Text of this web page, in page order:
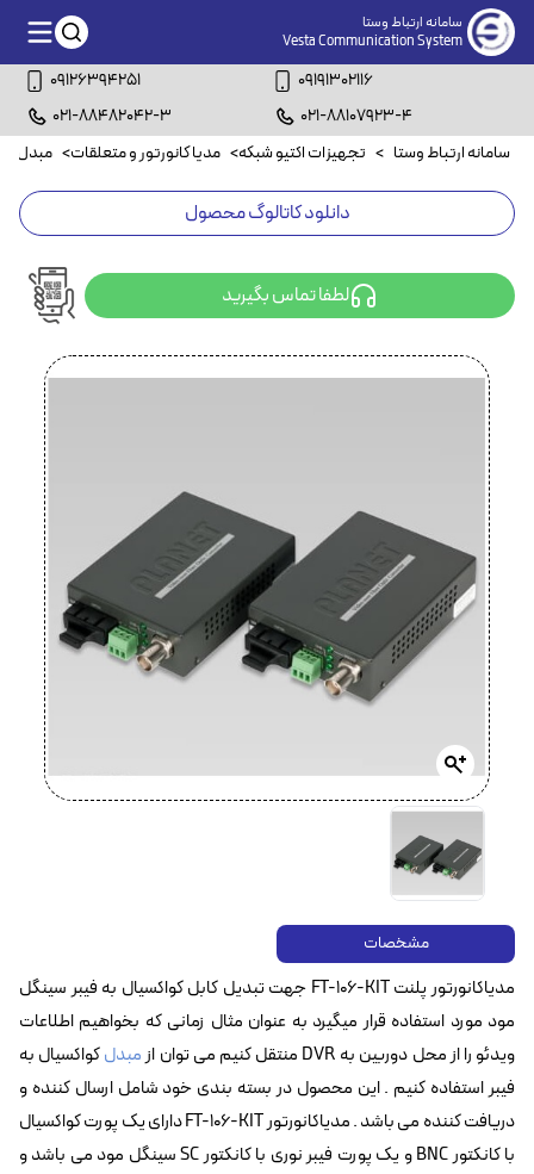
سامانه ارتباط وستا
Vesta Communication System
09126394251
09191302116
021-88482042-3
021-88107923-4
سامانه ارتباط وستا > تجهیزات اکتیو شبکه> مدیا کانورتور و متعلقات> مبدل
دانلود کاتالوگ محصول
لطفا تماس بگیرید
مشخصات
مدیاکانورتور پلنت FT-106-KIT جهت تبدیل کابل کواکسیال به فیبر سینگل
مود مورد استفاده قرار میگیرد به عنوان مثال زمانی که بخواهیم اطلاعات
ویدئو را از محل دوربین به DVR منتقل کنیم می توان از
مبدلکواکسیال به
فیبر استفاده کنیم . این محصول در بسته بندی خود شامل ارسال کننده و
دریافت کننده می باشد . مدیاکانورتور FT-106-KIT دارای یک پورت کواکسیال
با کانکتور BNC و یک پورت فیبر نوری با کانکتور SC سینگل مود می باشد و